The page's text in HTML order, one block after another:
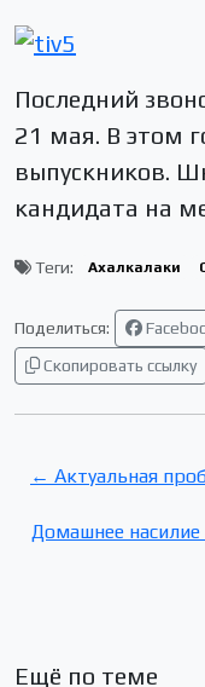
Последний
21 мая. В этом
выпускников.
кандидата на
Теги: Ахалкалаки
Поделиться:
Скопировать ссылку
← Актуальная
Домашнее насилие
Ещё по теме